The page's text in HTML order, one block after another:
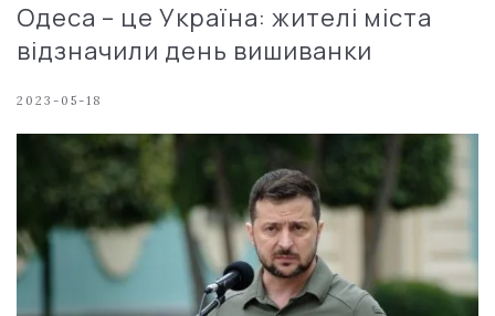
Одеса – це Україна: жителі міста
відзначили день вишиванки
2023-05-18